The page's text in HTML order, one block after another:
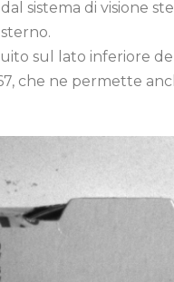
sistema di visione
sul lato inferiore
che ne permette